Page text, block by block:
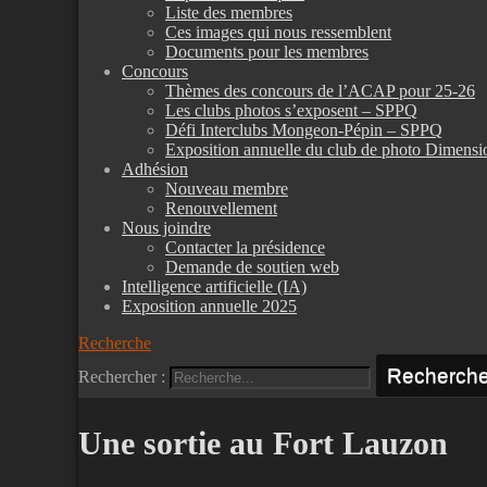
Liste des membres
Ces images qui nous ressemblent
Documents pour les membres
Concours
Thèmes des concours de l’ACAP pour 25-26
Les clubs photos s’exposent – SPPQ
Défi Interclubs Mongeon-Pépin – SPPQ
Exposition annuelle du club de photo
Adhésion
Nouveau membre
Renouvellement
Nous joindre
Contacter la présidence
Demande de soutien web
Intelligence artificielle (IA)
Exposition annuelle 2025
Recherche
Rechercher :
Une sortie au Fort Lauzon